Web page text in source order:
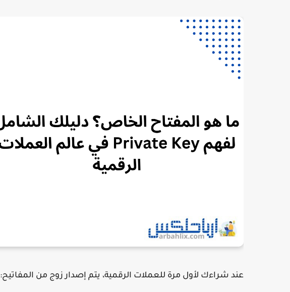
عند شراءك لأول مرة للعملات الرقمية، يتم إصدار زوج من المفاتيح: